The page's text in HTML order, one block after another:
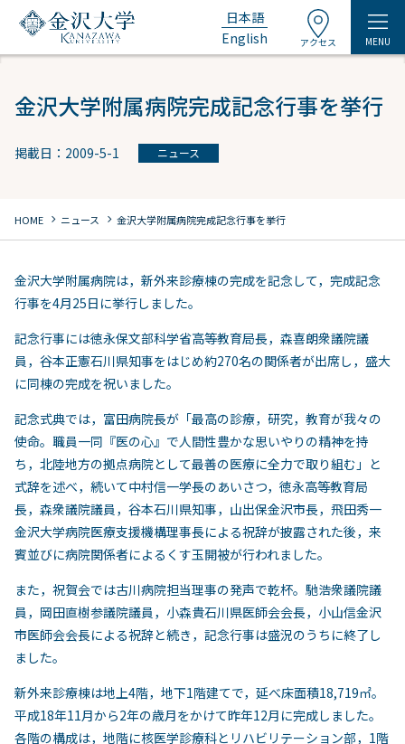
日本語
English
アクセス MENU
金沢大学附属病院完成記念行事を挙行
掲載日：2009-5-1 ニュース
HOME chevron_right ニュース chevron_right 金沢大学附属病院完成記念行事を挙行
金沢大学附属病院は，新外来診療棟の完成を記念して，完成記念
行事を4月25日に挙行しました。
記念行事には徳永保文部科学省高等教育局長，森喜朗衆議院議
員，谷本正憲石川県知事をはじめ約270名の関係者が出席し，盛大
に同棟の完成を祝いました。
記念式典では，富田病院長が「最高の診療，研究，教育が我々の
使命。職員一同『医の心』で人間性豊かな思いやりの精神を持
ち，北陸地方の拠点病院として最善の医療に全力で取り組む」と
式辞を述べ，続いて中村信一学長のあいさつ，徳永高等教育局
長，森衆議院議員，谷本石川県知事，山出保金沢市長，飛田秀一
金沢大学病院医療支援機構理事長による祝辞が披露された後，来
賓並びに病院関係者によるくす玉開被が行われました。
また，祝賀会では古川病院担当理事の発声で乾杯。馳浩衆議院議
員，岡田直樹参議院議員，小森貴石川県医師会会長，小山信金沢
市医師会会長による祝辞と続き，記念行事は盛況のうちに終了し
ました。
新外来診療棟は地上4階，地下1階建てで，延べ床面積18,719㎡。
平成18年11月から2年の歳月をかけて昨年12月に完成しました。
各階の構成は，地階に核医学診療科とリハビリテーション部，1階